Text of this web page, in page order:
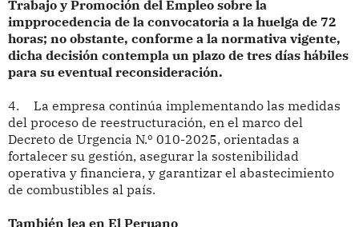
Trabajo y Promoción del Empleo sobre la
impprocedencia de la convocatoria a la huelga de 72
horas; no obstante, conforme a la normativa vigente,
dicha decisión contempla un plazo de tres días hábiles
para su eventual reconsideración.
4.
La empresa continúa implementando las medidas
del proceso de reestructuración, en el marco del
Decreto de Urgencia N.º 010-2025, orientadas a
fortalecer su gestión, asegurar la sostenibilidad
operativa y financiera, y garantizar el abastecimiento
de combustibles al país.
También lea en El Peruano